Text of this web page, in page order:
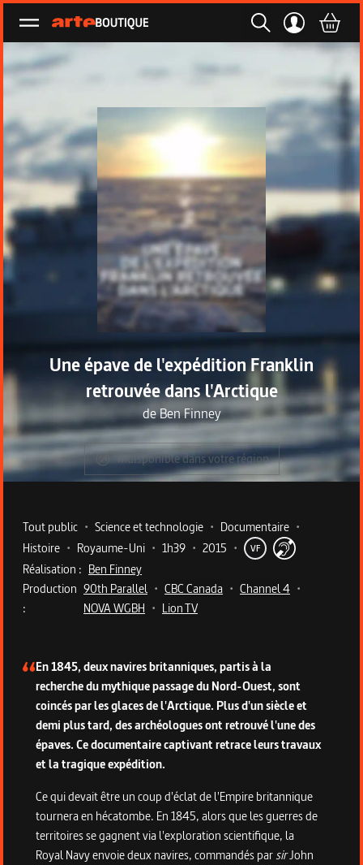
Ouvrir le menu
Une épave de l'expédition Franklin
retrouvée dans l'Arctique
deBen Finney
Indisponible dans votre région
Metadata du programme
Tout public • Science et technologie • Documentaire •
Histoire • Royaume-Uni • 1h39 • 2015 • VF
Réalisation : Ben Finney
Production
:
90th Parallel • CBC Canada • Channel 4 •
NOVA WGBH • Lion TV
En 1845, deux navires britanniques, partis à la
recherche du mythique passage du Nord-Ouest, sont
coincés par les glaces de l'Arctique. Plus d'un siècle et
demi plus tard, des archéologues ont retrouvé l'une des
épaves. Ce documentaire captivant retrace leurs travaux
et la tragique expédition.
Ce qui devait être un coup d'éclat de l'Empire britannique
tournera en hécatombe. En 1845, alors que les guerres de
territoires se gagnent via l'exploration scientifique, la
Royal Navy envoie deux navires, commandés parsirJohn